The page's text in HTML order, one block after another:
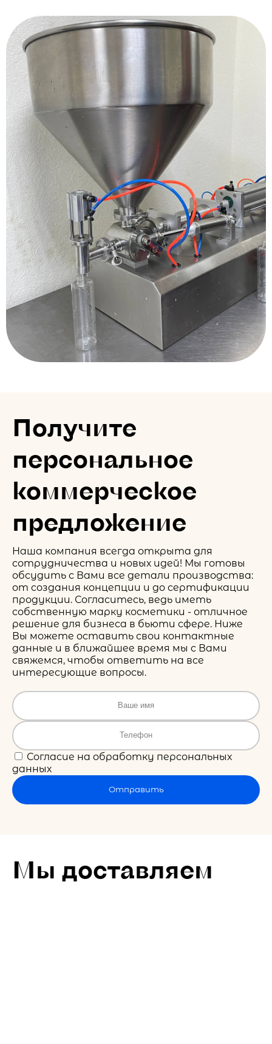
Получите
персональное
коммерческое
предложение
Наша компания всегда открыта для
сотрудничества и новых идей! Мы готовы
обсудить с Вами все детали производства:
от создания концепции и до сертификации
продукции. Согласитесь, ведь иметь
собственную марку косметики - отличное
решение для бизнеса в бьюти сфере. Ниже
Вы можете оставить свои контактные
данные и в ближайшее время мы с Вами
свяжемся, чтобы ответить на все
интересующие вопросы.
Согласие на обработку персональных
данных
Отправить
Мы доставляем